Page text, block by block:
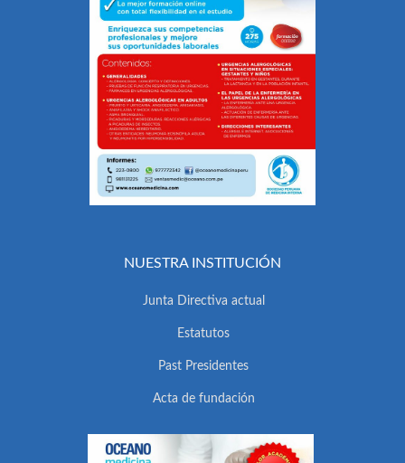
NUESTRA INSTITUCIÓN
Junta Directiva actual
Estatutos
Past Presidentes
Acta de fundación